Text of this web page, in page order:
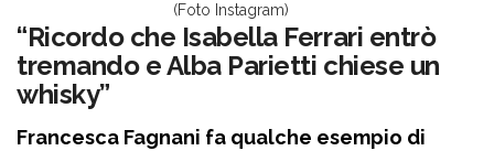
(Foto Instagram)
“Ricordo che Isabella Ferrari entrò
tremando e Alba Parietti chiese un
whisky”
Francesca Fagnani fa qualche esempio di